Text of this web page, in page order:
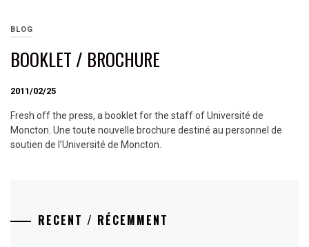
BLOG
BOOKLET / BROCHURE
2011/02/25
Fresh off the press, a booklet for the staff of Université de
Moncton. Une toute nouvelle brochure destiné au personnel de
soutien de l’Université de Moncton.
RECENT / RÉCEMMENT